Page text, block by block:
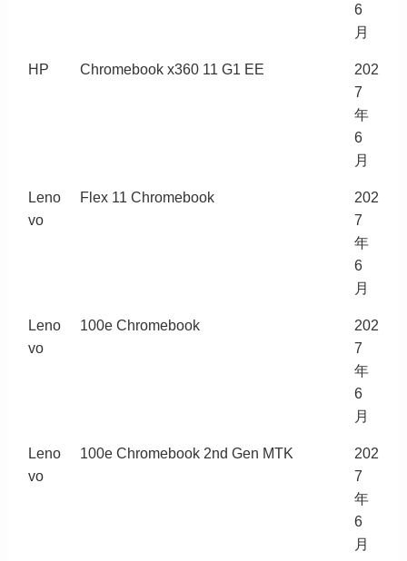
6
月
HP Chromebook x360 11 G1 EE
202
7
年
6
月
Leno
vo
Flex 11 Chromebook
202
7
年
6
月
Leno
vo
100e Chromebook
202
7
年
6
月
Leno
vo
100e Chromebook 2nd Gen MTK
202
7
年
6
月